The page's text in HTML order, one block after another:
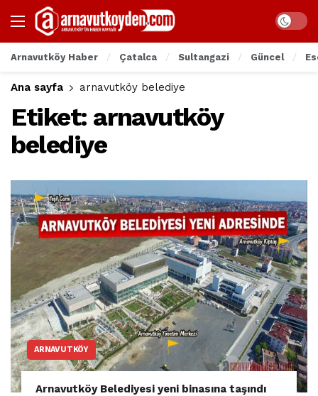
Arnavutköy Haber Çatalca Sultangazi Güncel
Ana sayfa arnavutköy belediye
Etiket: arnavutköy
belediye
ARNAVUTKÖY
Arnavutköy Belediyesi yeni binasına taşındı